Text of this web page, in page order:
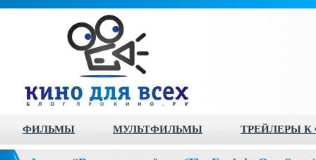
ФИЛЬМЫ МУЛЬТФИЛЬМЫ ТРЕЙЛЕРЫ